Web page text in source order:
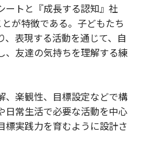
ートと『成長する認知』社
が特徴である。子どもたち
、表現する活動を通じて、自
、友達の気持ちを理解する練
、楽観性、目標設定などで構
日常生活で必要な活動を中心
標実践力を育むように設計さ